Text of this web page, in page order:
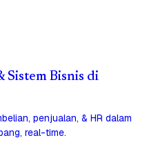
Sistem Bisnis di
penjualan, & HR dalam
real-time.